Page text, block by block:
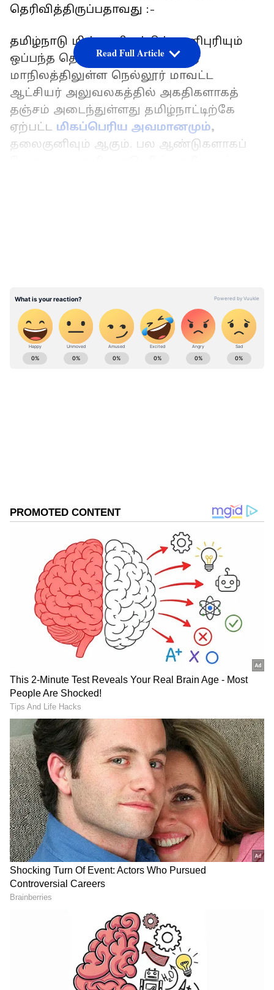
தெரிவித்திருப்பதாவது :-
தமிழ்நாடு மின்வாரியத்தில் பணிபுரியும்
ஒப்பந்த தொழிலாளர்கள் ஆந்திர
மாநிலத்திலுள்ள நெல்லூர் மாவட்ட
ஆட்சியர் அலுவலகத்தில் அகதிகளாகத்
தஞ்சம் அடைந்துள்ளது தமிழ்நாட்டிற்கே
ஏற்பட்ட மிகப்பெரிய அவமானமும்,
தலைகுனிவும் ஆகும். பல ஆண்டுகளாகப்
மின்வாரியத்தில் கடந்த 20 ஆண்டுகளாகப்
பணிபுரிந்து வரும் ஒப்பந்த ஊழியர்கள்
Read Full Article
ABOUT THE AUTHOR
DOWNLOAD APP
RECOMMENDED STORIES